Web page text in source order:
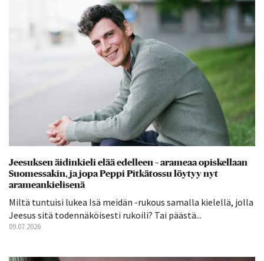
Jeesuksen äidinkieli elää edelleen – arameaa opiskellaan
Suomessakin, ja jopa Peppi Pitkätossu löytyy nyt
arameankielisenä
Miltä tuntuisi lukea Isä meidän -rukous samalla kielellä, jolla
Jeesus sitä todennäköisesti rukoili? Tai päästä...
09.07.2026